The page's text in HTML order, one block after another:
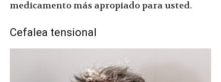
medicamento más apropiado para usted.
Cefalea tensional